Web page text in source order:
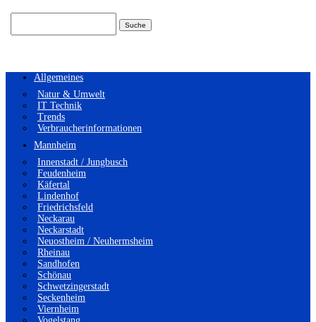
Allgemeines
Natur & Umwelt
IT Technik
Trends
Verbraucherinformationen
Mannheim
Innenstadt / Jungbusch
Feudenheim
Käfertal
Lindenhof
Friedrichsfeld
Neckarau
Neckarstadt
Neuostheim / Neuhermsheim
Rheinau
Sandhofen
Schönau
Schwetzingerstadt
Seckenheim
Viernheim